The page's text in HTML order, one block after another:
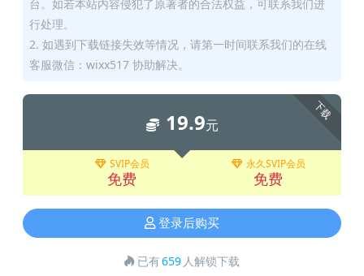
台。如若本站内容侵犯了原著者的合法权益，可联系我们进
行处理。
2. 如遇到下载链接失效等情况，请第一时间联系我们的在线
客服微信：wixx517 协助解决。
下载
19.9元
SVIP会员
免费
永久SVIP会员
免费
登录后购买
已有659 人解锁下载